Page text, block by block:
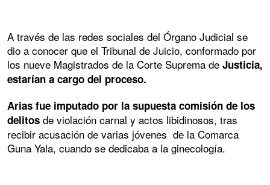
A través de las redes sociales del Órgano Judicial se
dio a conocer que el Tribunal de Juicio, conformado por
los nueve Magistrados de la Corte Suprema de Justicia,
estarían a cargo del proceso.
Arias fue imputado por la supuesta comisión de los
delitos de violación carnal y actos libidinosos, tras
recibir acusación de varias jóvenes de la Comarca
Guna Yala, cuando se dedicaba a la ginecología.